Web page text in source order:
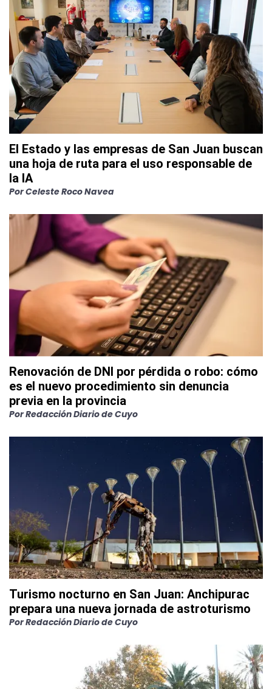
El Estado y las empresas de San Juan buscan
una hoja de ruta para el uso responsable de
la IA
PorCeleste Roco Navea
Renovación de DNI por pérdida o robo: cómo
es el nuevo procedimiento sin denuncia
previa en la provincia
PorRedacción Diario de Cuyo
Turismo nocturno en San Juan: Anchipurac
prepara una nueva jornada de astroturismo
PorRedacción Diario de Cuyo